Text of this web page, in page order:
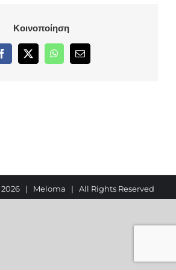
Κοινοποίηση
Facebook
X WhatsApp
Email
2026 | Meloma | All Rights Reserved